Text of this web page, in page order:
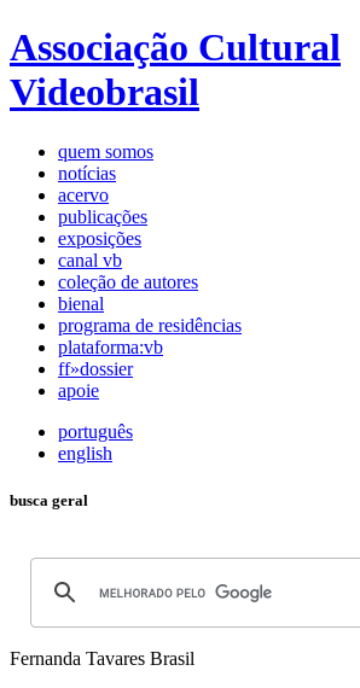
Associação Cultural
Videobrasil
quem somos
notícias
acervo
publicações
exposições
canal vb
coleção de autores
bienal
programa de residências
plataforma:vb
ff»dossier
apoie
português
english
busca geral
Fernanda Tavares Brasil